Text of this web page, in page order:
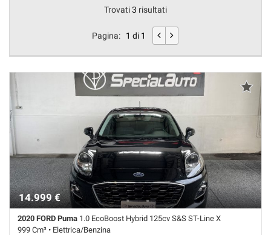
Trovati3 risultati
Pagina: 1 di 1
14.999 €
2020 FORD Puma 1.0 EcoBoost Hybrid 125cv S&S ST-Line X
999 Cm³ • Elettrica/Benzina